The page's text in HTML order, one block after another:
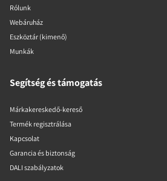
Rólunk
Webáruház
Eszköztár (kimenő)
Munkák
Segítség és támogatás
Márkakereskedő-kereső
Termék regisztrálása
Kapcsolat
Garancia és biztonság
DALI szabályzatok